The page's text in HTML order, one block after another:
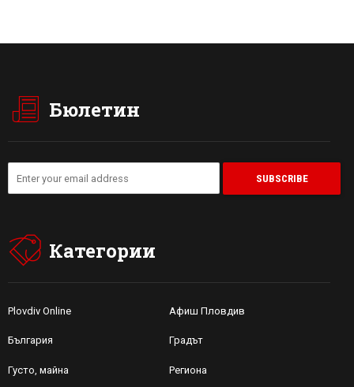
Бюлетин
Категории
Plovdiv Online Афиш Пловдив
България Градът
Густо, майна Региона